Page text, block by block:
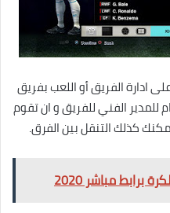
ادارة الفريق أو اللعب بفريق
للمدير الفني للفريق و ان تقوم
كذلك التنقل بين الفرق.
برابط مباشر 2020